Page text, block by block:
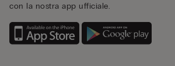
con la nostra app ufficiale.